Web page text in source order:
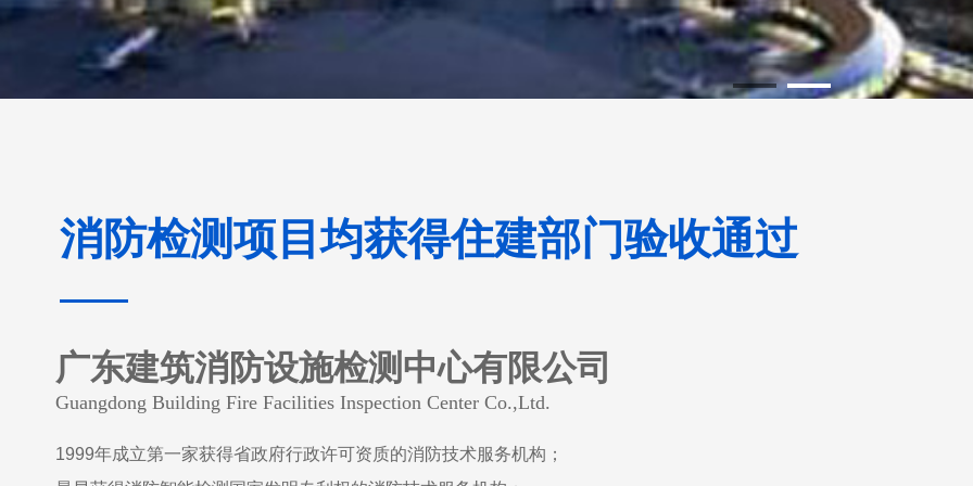
消防检测项目均获得住建部门验收通过
广东建筑消防设施检测中心有限公司
Guangdong Building Fire Facilities Inspection Center Co.,Ltd.
1999年成立第一家获得省政府行政许可资质的消防技术服务机构；